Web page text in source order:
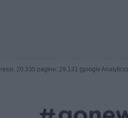
20.335 pagine: 29.131 (google Analytics)